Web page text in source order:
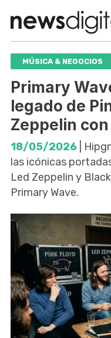
MÚSICA & NEGOCIOS
Primary
legado de
Zeppelin
18/05/2026 |
las icónicas
Led Zeppelin y
Primary Wave.